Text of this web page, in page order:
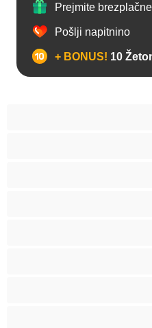
Prejmite
Pošlji napitnino
+ BONUS! 10